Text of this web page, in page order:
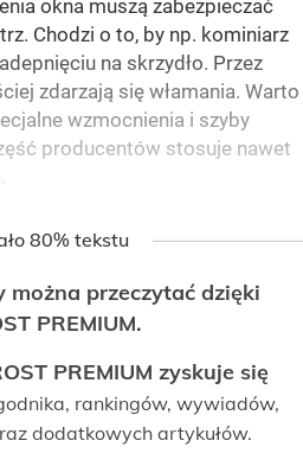
okna muszą zabezpieczać
Chodzi o to, by np. kominiarz
na skrzydło. Przez
zdarzają się włamania. Warto
wzmocnienia i szyby
producentów stosuje nawet
80% tekstu
można przeczytać dzięki
PREMIUM.
PREMIUM zyskuje się
rankingów, wywiadów,
dodatkowych artykułów.